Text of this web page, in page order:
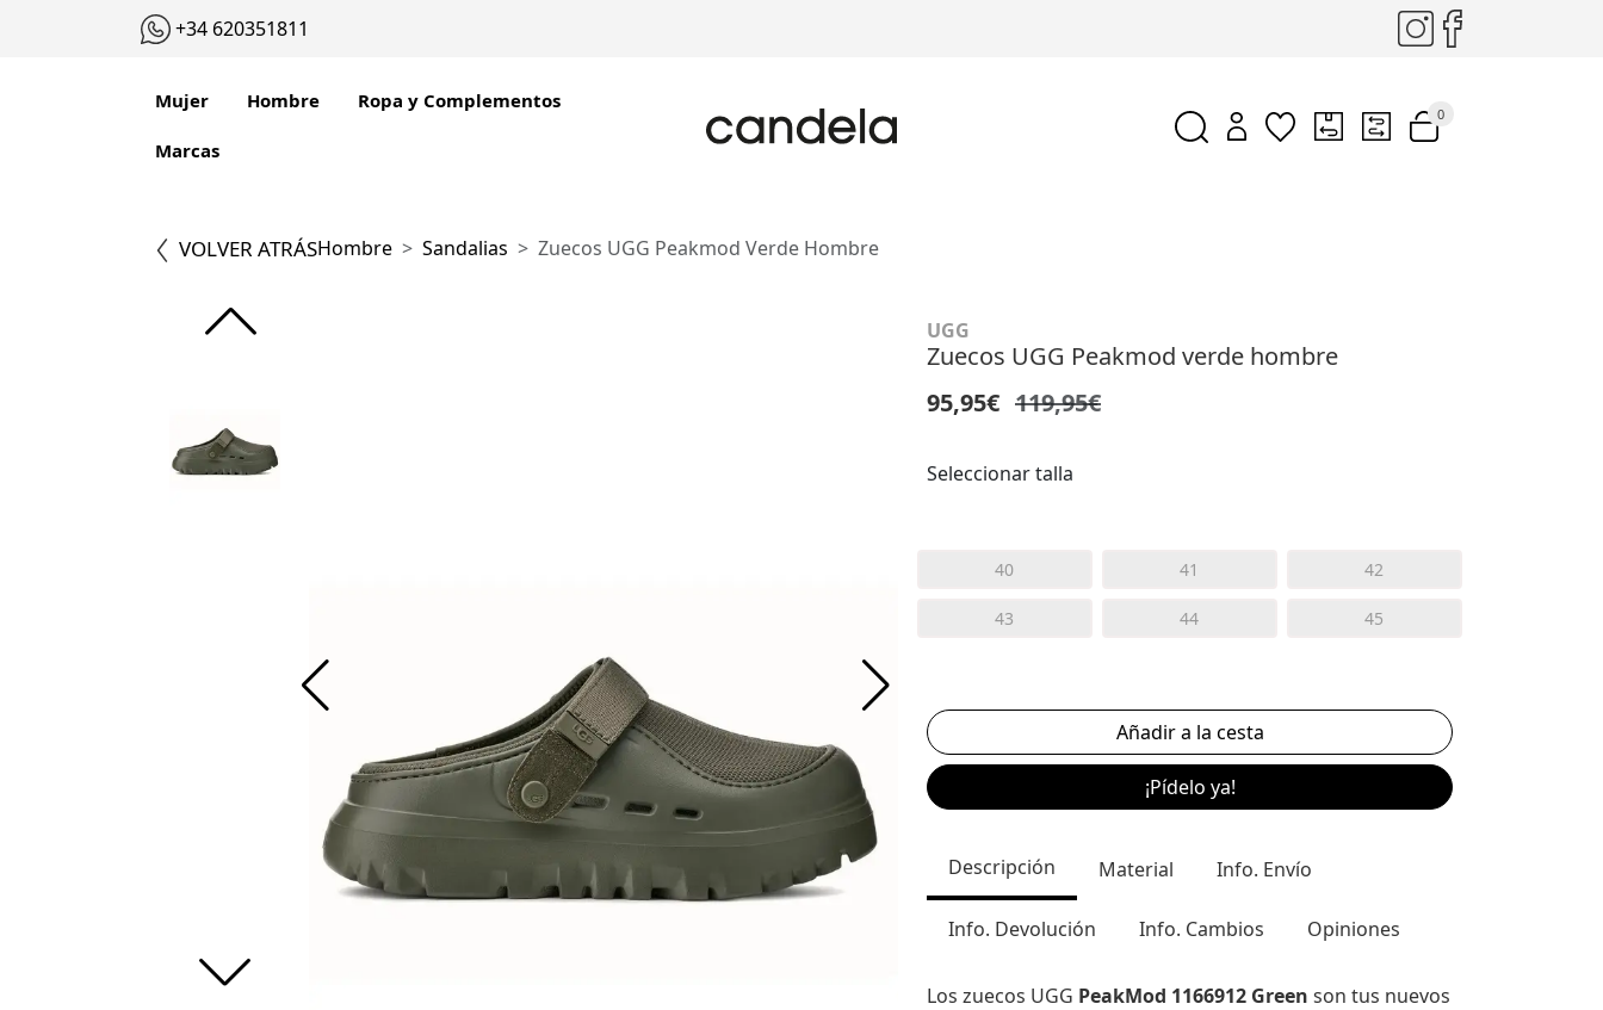
+34 620351811
Mujer Hombre Ropa y Complementos
Marcas
0
VOLVER ATRÁSHombre Sandalias Zuecos UGG Peakmod Verde Hombre
UGG
Zuecos UGG Peakmod verde hombre
95,95€ 119,95€
Seleccionar talla
40 41 42
43 44 45
¡Pídelo ya!
Descripción Material Info. Envío
Info. Devolución Info. Cambios Opiniones
Los zuecos UGG PeakMod 1166912 Green son tus nuevos